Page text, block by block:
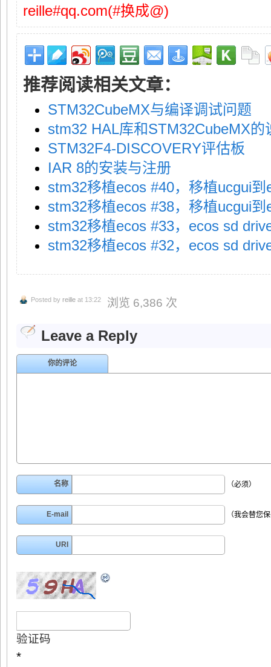
reille#qq.com(#换成@)
推荐阅读相关文章：
STM32CubeMX与编译调试问题
stm32 HAL库和STM32CubeMX的
STM32F4-DISCOVERY评估板
IAR 8的安装与注册
stm32移植ecos #40，移植ucgui到
stm32移植ecos #38，移植ucgui到
stm32移植ecos #33，ecos sd
stm32移植ecos #32，ecos sd
Posted by reille at 13:22 浏览 6,386 次
Leave a Reply
你的评论
名称 （必须）
E-mail （我会替您
URI
验证码
*